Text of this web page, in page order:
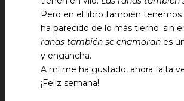
Pero en el libro también
ha parecido de lo más tierno; sin
ranas también se enamoran es
y engancha.
A mí me ha gustado, ahora falta
¡Feliz semana!